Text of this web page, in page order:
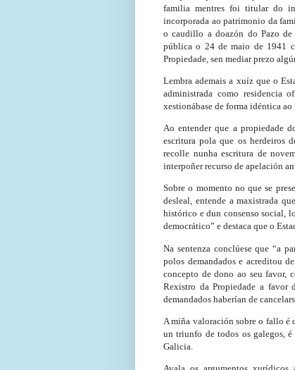
familia mentres foi titular do
incorporada ao patrimonio da
o caudillo a doazón do Pazo
pública o 24 de maio de 1941
Propiedade, sen mediar prezo
Lembra ademais a xuíz que o
administrada como residencia
xestionábase de forma idéntica ao
Ao entender que a propiedade
escritura pola que os herdeiros
recolle nunha escritura de
interpoñer recurso de apelación
Sobre o momento no que se
desleal, entende a maxistrada
histórico e dun consenso social,
democrático” e destaca que o
Na sentenza conclúese que “a
polos demandados e acreditou
concepto de dono ao seu favor,
Rexistro da Propiedade a favor
demandados haberían de
A miña valoración sobre o fallo é
un triunfo de todos os galegos,é
Galicia.